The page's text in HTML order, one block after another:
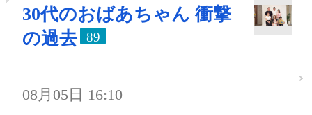
30代のおばあちゃん 衝撃
の過去
89
08月05日 16:10